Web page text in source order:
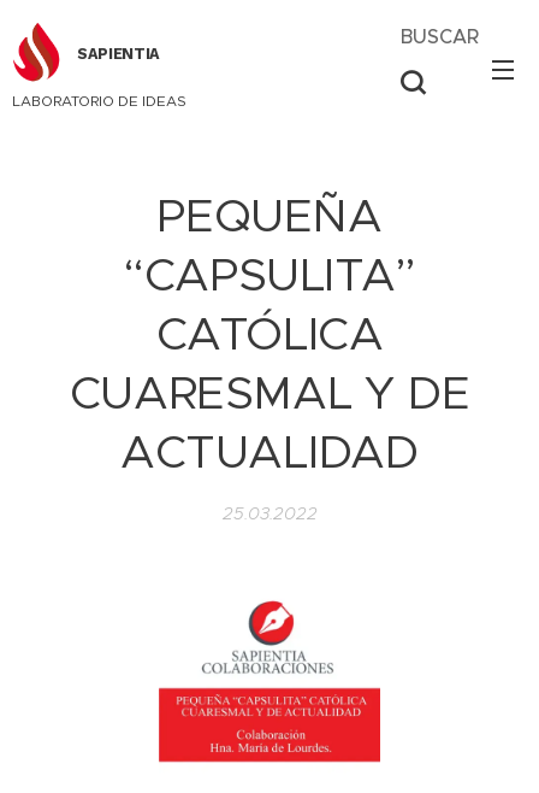
SAPIENTIA
LABORATORIO DE IDEAS
BUSCAR
PEQUEÑA
“CAPSULITA”
CATÓLICA
CUARESMAL Y DE
ACTUALIDAD
25.03.2022